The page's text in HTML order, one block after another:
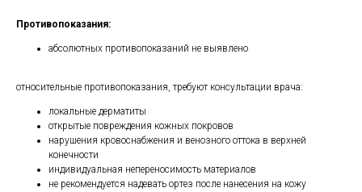
Противопоказания:
абсолютных противопоказаний не выявлено
относительные противопоказания, требуют консультации врача:
локальные дерматиты
открытые повреждения кожных покровов
нарушения кровоснабжения и венозного оттока в верхней
конечности
индивидуальная непереносимость материалов
не рекомендуется надевать ортез после нанесения на кожу